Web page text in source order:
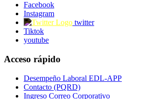
Facebook
Instagram
twitter
Tiktok
youtube
Acceso rápido
Desempeño Laboral EDL-APP
Contacto (PQRD)
Ingreso Correo Corporativo